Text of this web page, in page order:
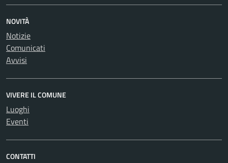
NOVITÀ
Notizie
Comunicati
Avvisi
VIVERE IL COMUNE
Luoghi
Eventi
CONTATTI